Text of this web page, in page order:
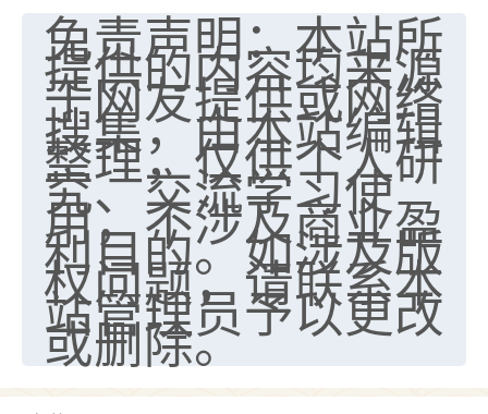
免责声明：本站所
提供的内容均来源
于网友提供或网络
搜集，由本站编辑
整理，仅供个人研
究、交流学习使
用，不涉及商业盈
利目的。如涉及版
权问题，请联系本
站管理员予以更改
或删除。
了，一开始是半信半疑的，图个心安，给亡母
超度，现在看来，人不信也不行。
2天前 来自云南 11
优秀的张同学
老师收徒吗？？我对这些很感兴趣
2天前 来自山西 15